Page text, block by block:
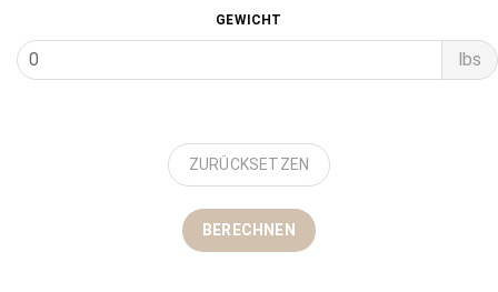
GEWICHT
lbs
ZURÜCKSETZEN
BERECHNEN